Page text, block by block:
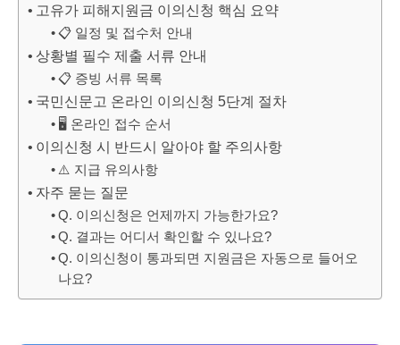
고유가 피해지원금 이의신청 핵심 요약
📋 일정 및 접수처 안내
상황별 필수 제출 서류 안내
📋 증빙 서류 목록
국민신문고 온라인 이의신청 5단계 절차
🖥️ 온라인 접수 순서
이의신청 시 반드시 알아야 할 주의사항
⚠️ 지급 유의사항
자주 묻는 질문
Q. 이의신청은 언제까지 가능한가요?
Q. 결과는 어디서 확인할 수 있나요?
Q. 이의신청이 통과되면 지원금은 자동으로 들어오
나요?